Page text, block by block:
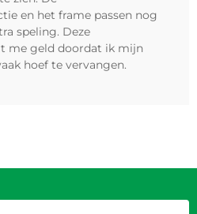
en het frame passen nog
speling. Deze
me geld doordat ik mijn
hoef te vervangen.